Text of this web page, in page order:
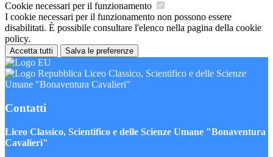
Cookie necessari per il funzionamento
I cookie necessari per il funzionamento non possono essere
disabilitati. È possibile consultare l'elenco nella pagina della cookie
policy.
Accetta tutti Salva le preferenze
Liceo Classico, Scientifico e delle Scienze
Umane "Bonaventura Cavalieri"
Contatti
Liceo Classico, Scientifico e delle Scienze Umane "Bonaventura
Cavalieri"